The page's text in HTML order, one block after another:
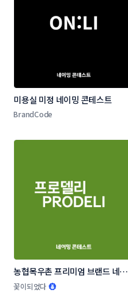
미용실 미정 네이밍 콘테스트
BrandCode
농협목우촌 프리미엄 브랜드 네이
밍 공모
꽃이되었다